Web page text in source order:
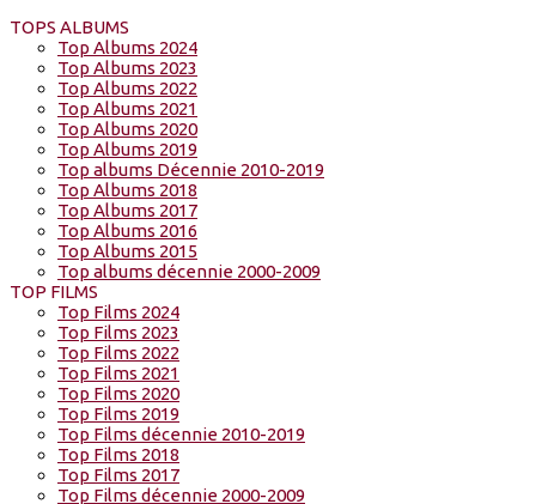
TOPS ALBUMS
Top Albums 2024
Top Albums 2023
Top Albums 2022
Top Albums 2021
Top Albums 2020
Top Albums 2019
Top albums Décennie 2010-2019
Top Albums 2018
Top Albums 2017
Top Albums 2016
Top Albums 2015
Top albums décennie 2000-2009
TOP FILMS
Top Films 2024
Top Films 2023
Top Films 2022
Top Films 2021
Top Films 2020
Top Films 2019
Top Films décennie 2010-2019
Top Films 2018
Top Films 2017
Top Films décennie 2000-2009